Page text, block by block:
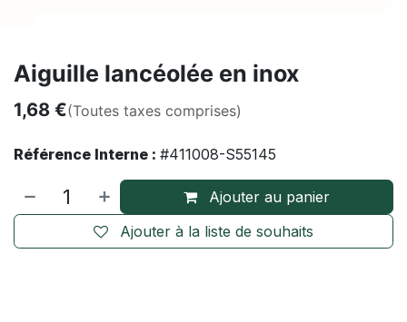
Aiguille lancéolée en inox
1,68 €(Toutes taxes comprises)
Référence Interne : #411008-S55145
Ajouter au panier
Ajouter à la liste de souhaits